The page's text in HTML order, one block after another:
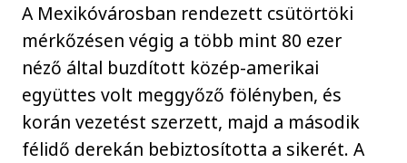
A Mexikóvárosban rendezett csütörtöki
mérkőzésen végig a több mint 80 ezer
néző által buzdított közép-amerikai
együttes volt meggyőző fölényben, és
korán vezetést szerzett, majd a második
félidő derekán bebiztosította a sikerét. A